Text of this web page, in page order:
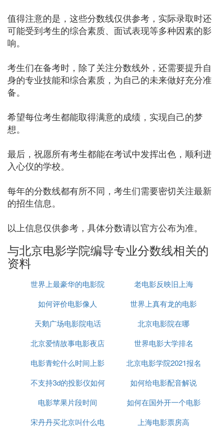
值得注意的是，这些分数线仅供参考，实际录取时还
可能受到考生的综合素质、面试表现等多种因素的影
响。
考生们在备考时，除了关注分数线外，还需要提升自
身的专业技能和综合素质，为自己的未来做好充分准
备。
希望每位考生都能取得满意的成绩，实现自己的梦
想。
最后，祝愿所有考生都能在考试中发挥出色，顺利进
入心仪的学校。
每年的分数线都有所不同，考生们需要密切关注最新
的招生信息。
以上信息仅供参考，具体分数请以官方公布为准。
与北京电影学院编导专业分数线相关的
资料
世界上最豪华的电影院
排名
老电影反映旧上海
如何评价电影像人
世界上真有龙的电影
天鹅广场电影院电话
北京电影院在哪
北京爱情故事电影夜店
吻戏
世界电影大学排名
电影青蛇什么时间上影
余俪拍
北京电影学院2021报名
时间
不支持3d的投影仪如何
看3d电影
如何给电影配音解说
电影苹果片段时间
如何在国外开一个电影
院
宋丹丹买北京叫什么电
上海电影票房高